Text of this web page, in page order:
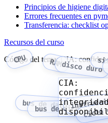
Principios de higiene
Errores frecuentes en
Transferencia: checklist
Recursos del curso
Código del tema: CIA:
CPU RAMdisco duro
bus de datos
bus de direcciones
ciclo
CIA: